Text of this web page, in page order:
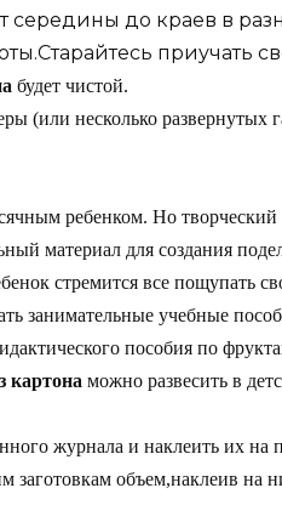
середины до краев в
приучать
будет чистой.
(или несколько развернутых
ребенком. Но
материал для создания
стремится все пощупать
занимательные учебные
пособия по
картона можно развесить в
журнала и наклеить их на
заготовкам объем,наклеив